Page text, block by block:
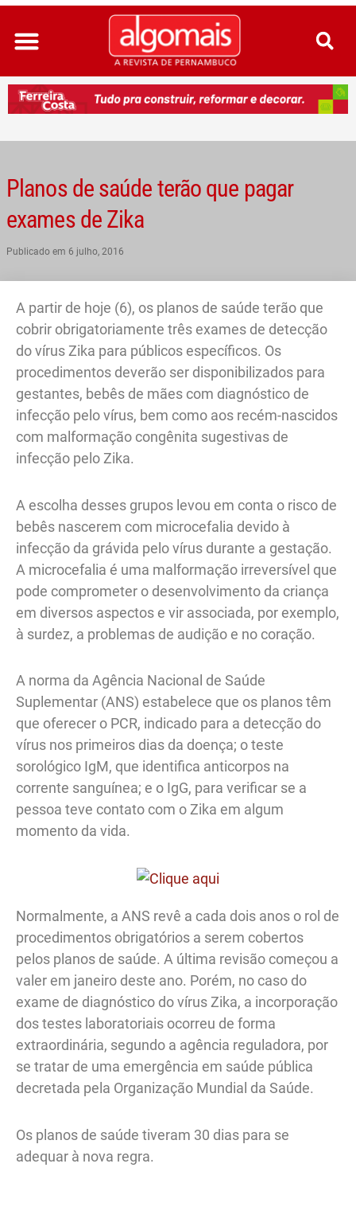
Ir
para
conteúdo
Planos de saúde terão que pagar
exames de Zika
Publicado em 6 julho, 2016
A partir de hoje (6), os planos de saúde terão que
cobrir obrigatoriamente três exames de detecção
do vírus Zika para públicos específicos. Os
procedimentos deverão ser disponibilizados para
gestantes, bebês de mães com diagnóstico de
infecção pelo vírus, bem como aos recém-nascidos
com malformação congênita sugestivas de
infecção pelo Zika.
A escolha desses grupos levou em conta o risco de
bebês nascerem com microcefalia devido à
infecção da grávida pelo vírus durante a gestação.
A microcefalia é uma malformação irreversível que
pode comprometer o desenvolvimento da criança
em diversos aspectos e vir associada, por exemplo,
à surdez, a problemas de audição e no coração.
A norma da Agência Nacional de Saúde
Suplementar (ANS) estabelece que os planos têm
que oferecer o PCR, indicado para a detecção do
vírus nos primeiros dias da doença; o teste
sorológico IgM, que identifica anticorpos na
corrente sanguínea; e o IgG, para verificar se a
pessoa teve contato com o Zika em algum
momento da vida.
Normalmente, a ANS revê a cada dois anos o rol de
procedimentos obrigatórios a serem cobertos
pelos planos de saúde. A última revisão começou a
valer em janeiro deste ano. Porém, no caso do
exame de diagnóstico do vírus Zika, a incorporação
dos testes laboratoriais ocorreu de forma
extraordinária, segundo a agência reguladora, por
se tratar de uma emergência em saúde pública
decretada pela Organização Mundial da Saúde.
Os planos de saúde tiveram 30 dias para se
adequar à nova regra.